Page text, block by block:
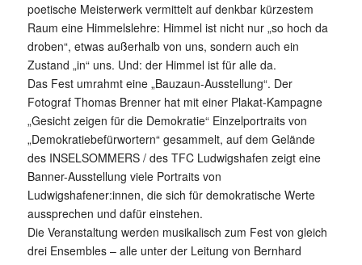
poetische Meisterwerk vermittelt auf denkbar kürzestem
Raum eine Himmelslehre: Himmel ist nicht nur „so hoch da
droben“, etwas außerhalb von uns, sondern auch ein
Zustand „in“ uns. Und: der Himmel ist für alle da.
Das Fest umrahmt eine „Bauzaun-Ausstellung“. Der
Fotograf Thomas Brenner hat mit einer Plakat-Kampagne
„Gesicht zeigen für die Demokratie“ Einzelportraits von
„Demokratiebefürwortern“ gesammelt, auf dem Gelände
des INSELSOMMERS / des TFC Ludwigshafen zeigt eine
Banner-Ausstellung viele Portraits von
Ludwigshafener:innen, die sich für demokratische Werte
aussprechen und dafür einstehen.
Die Veranstaltung werden musikalisch zum Fest von gleich
drei Ensembles – alle unter der Leitung von Bernhard